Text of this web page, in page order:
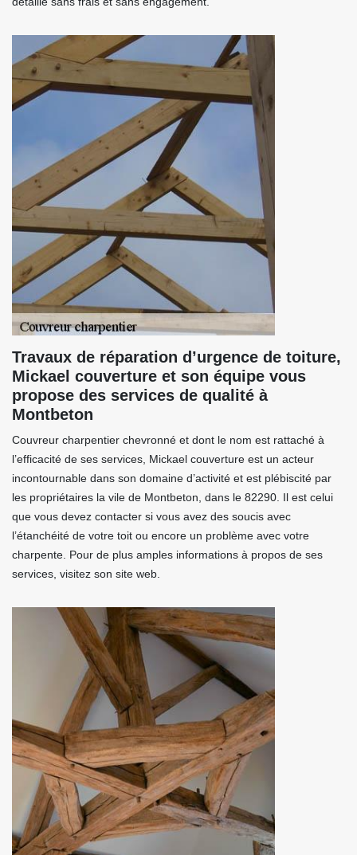
Travaux de réparation d’urgence de toiture,
Mickael couverture et son équipe vous
propose des services de qualité à
Montbeton
Couvreur charpentier chevronné et dont le nom est rattaché à
l’efficacité de ses services, Mickael couverture est un acteur
incontournable dans son domaine d’activité et est plébiscité par
les propriétaires la vile de Montbeton, dans le 82290. Il est celui
que vous devez contacter si vous avez des soucis avec
l’étanchéité de votre toit ou encore un problème avec votre
charpente. Pour de plus amples informations à propos de ses
services, visitez son site web.